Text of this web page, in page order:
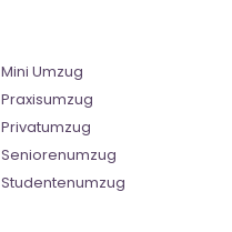
Mini Umzug
Praxisumzug
Privatumzug
Seniorenumzug
Studentenumzug